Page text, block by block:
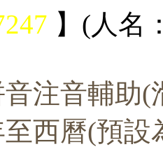
】(人名
注音輔助
西曆(預設